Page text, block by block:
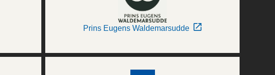
Prins Eugens Waldemarsudde